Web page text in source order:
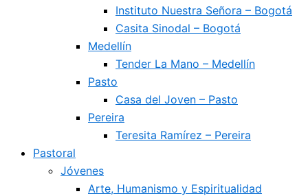
Instituto Nuestra Señora – Bogotá
Casita Sinodal – Bogotá
Medellín
Tender La Mano – Medellín
Pasto
Casa del Joven – Pasto
Pereira
Teresita Ramírez – Pereira
Pastoral
Jóvenes
Arte, Humanismo y Espiritualidad